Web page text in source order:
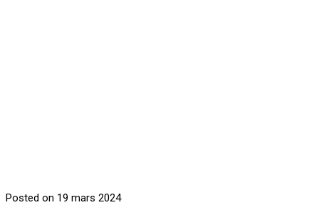
Posted on 19 mars 2024